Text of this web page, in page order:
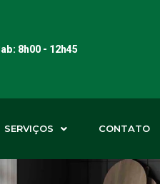
8h00 - 12h45
SERVIÇOS CONTATO